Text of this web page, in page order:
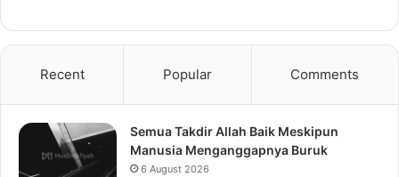
Recent Popular Comments
Semua Takdir Allah Baik Meskipun
Manusia Menganggapnya Buruk
6 August 2026